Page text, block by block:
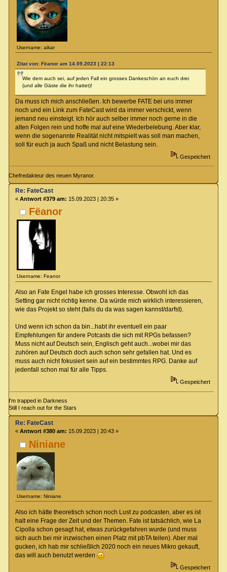
Username: aikar
Zitat von: Fëanor am 14.09.2023 | 22:13
Wie dem auch sei, auf jeden Fall ein grosses Dankeschön an euch drei
(und alle Gäste die ihr hattet)!
Da muss ich mich anschließen. Ich bewerbe FATE bei uns immer
noch und ein Link zum FateCast wird da immer verschickt, wenn
jemand neu einsteigt. Ich hör auch selber immer noch gerne in die
alten Folgen rein und hoffe mal auf eine Wiederbelebung. Aber klar,
wenn die sogenannte Realität nicht mitspielt was soll man machen,
soll für euch ja auch Spaß und nicht Belastung sein.
Gespeichert
Chefredakteur des neuen Myranor.
Fëanor
Username: Feanor
Re: FateCast
« Antwort #379 am: 15.09.2023 | 20:35 »
Also an Fate Engel habe ich grosses Interesse. Obwohl ich das
Setting gar nicht richtig kenne. Da würde mich wirklich interessieren,
wie das Projekt so steht (falls du da was sagen kannst/darfst).
Und wenn ich schon da bin...habt ihr eventuell ein paar
Empfehlungen für andere Potcasts die sich mit RPGs befassen?
Muss nicht auf Deutsch sein, Englisch geht auch...wobei mir das
zuhören auf Deutsch doch auch schon sehr gefallen hat. Und es
muss auch nicht fokusiert sein auf ein bestimmtes RPG. Danke auf
jedenfall schon mal für alle Tipps.
Gespeichert
I'm trapped in Darkness
Still I reach out for the Stars
Niniane
Username: Niniane
Re: FateCast
« Antwort #380 am: 15.09.2023 | 20:43 »
Also ich hätte theoretisch schon noch Lust zu podcasten, aber es ist
halt eine Frage der Zeit und der Themen. Fate ist tatsächlich, wie La
Cipolla schon gesagt hat, etwas zurückgefahren wurde (und muss
sich auch bei mir inzwischen einen Platz mit pbTA teilen). Aber mal
gucken, ich hab mir schließlich 2020 noch ein neues Mikro gekauft,
das will auch benutzt werden
Gespeichert